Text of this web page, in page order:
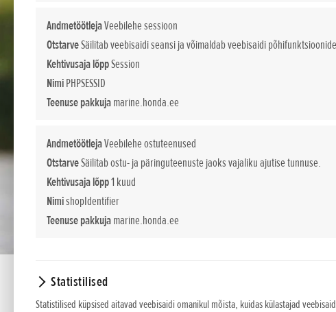
AndmetöötlejaVeebilehe sessioon
OtstarveSäilitab veebisaidi seansi ja võimaldab veebisaidi
Kehtivusaja lõppSession
NimiPHPSESSID
Teenuse pakkujamarine.honda.ee
AndmetöötlejaVeebilehe ostuteenused
OtstarveSäilitab ostu- ja päringuteenuste jaoks vajaliku ajutise tunnuse.
Kehtivusaja lõpp1 kuud
NimishopIdentifier
Teenuse pakkujamarine.honda.ee
Statistilised
Statistilised küpsised aitavad veebisaidi omanikul mõista, kuidas külastajad